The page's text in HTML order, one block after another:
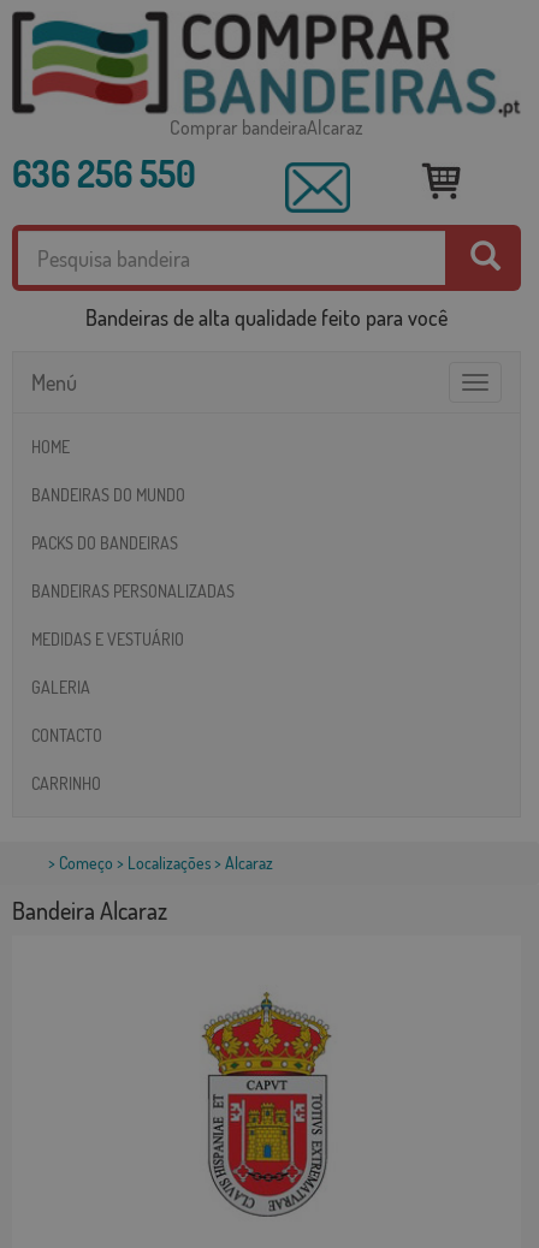
Comprar bandeiraAlcaraz
636 256 550
Bandeiras de alta qualidade feito para você
Toggle
Menú
HOME
BANDEIRAS DO MUNDO
PACKS DO BANDEIRAS
BANDEIRAS PERSONALIZADAS
MEDIDAS E VESTUÁRIO
GALERIA
CONTACTO
CARRINHO
> Começo > Localizações> Alcaraz
Bandeira Alcaraz